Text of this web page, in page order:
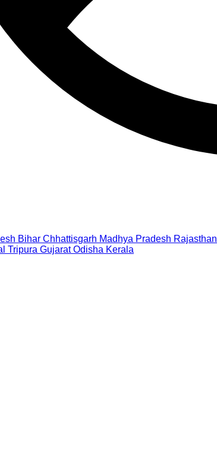
Bihar Chhattisgarh Madhya Pradesh Rajasthan
Tripura Gujarat Odisha Kerala